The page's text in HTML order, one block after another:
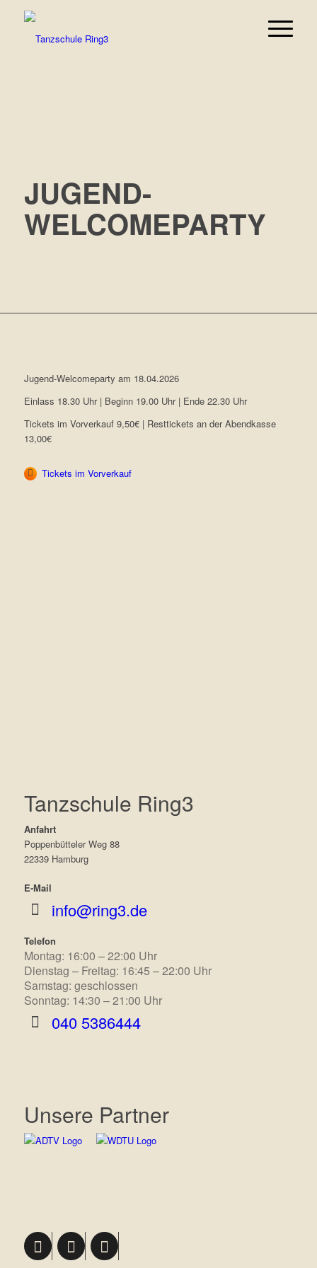
JUGEND-
WELCOMEPARTY
Jugend-Welcomeparty am 18.04.2026
Einlass 18.30 Uhr | Beginn 19.00 Uhr | Ende 22.30 Uhr
Tickets im Vorverkauf 9,50€ | Resttickets an der Abendkasse
13,00€
Tickets im Vorverkauf
Tanzschule Ring3
Anfahrt
Poppenbütteler Weg 88
22339 Hamburg
E-Mail
info@ring3.de
Telefon
Montag: 16:00 – 22:00 Uhr
Dienstag – Freitag: 16:45 – 22:00 Uhr
Samstag: geschlossen
Sonntag: 14:30 – 21:00 Uhr
040 5386444
Unsere Partner